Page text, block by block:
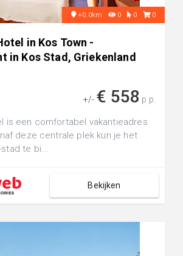
+0.0km 0 0 0
in Kos Town -
in Kos Stad, Griekenland
+/- € 558 p.p.
is een comfortabel vakantieadres
deze centrale plek kun je het
te bi...
Bekijken